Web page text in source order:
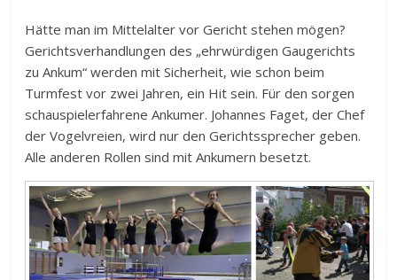
Hätte man im Mittelalter vor Gericht stehen mögen?
Gerichtsverhandlungen des „ehrwürdigen Gaugerichts
zu Ankum“ werden mit Sicherheit, wie schon beim
Turmfest vor zwei Jahren, ein Hit sein. Für den sorgen
schauspielerfahrene Ankumer. Johannes Faget, der Chef
der Vogelvreien, wird nur den Gerichtssprecher geben.
Alle anderen Rollen sind mit Ankumern besetzt.